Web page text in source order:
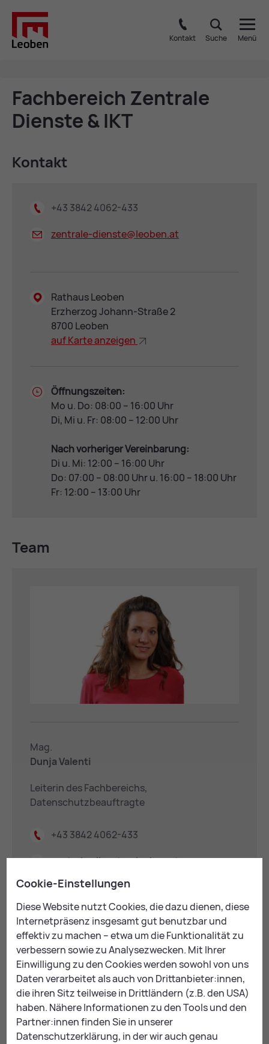
Kontakt Suche Menü
Fach­be­reich Zen­tra­le
Diens­te & IKT
Kon­takt
+43 3842 4062-433
zentrale-dienste@leoben.at
Rathaus Leoben
Erzherzog Johann-Straße 2
8700 Leoben
auf Kar­te an­zei­gen
Öffnungszeiten:
Mo u. Do: 08:00 – 16:00 Uhr
Di, Mi u. Fr: 08:00 – 12:00 Uhr
Nach vorheriger Vereinbarung:
Di u. Mi: 12:00 – 16:00 Uhr
Do: 07:00 – 08:00 Uhr u. 16:00 – 18:00 Uhr
Fr: 12:00 – 13:00 Uhr
Team
Mag.
Dunja Valenti
Leiterin des Fachbereichs,
Datenschutzbeauftragte
+43 3842 4062-433
zentrale-dienste@leoben.at
Manfred Faschingbauer
Administration, IT-Projekte
+43 3842 4062-332
zentrale-dienste@ leoben.at
Cookie-Einstellungen
Diese Website nutzt Cookies, die dazu dienen, diese
Internetpräsenz insgesamt gut benutzbar und
effektiv zu machen – etwa um die Funktionalität zu
verbessern sowie zu Analysezwecken. Mit Ihrer
Einwilligung zu den Cookies werden sowohl von uns
Daten verarbeitet als auch von Drittanbieter:innen,
die ihren Sitz teilweise in Drittländern (z.B. den USA)
haben. Nähere Informationen zu den Tools und den
Partner:innen finden Sie in unserer
Datenschutzerklärung, in der wir auch genau